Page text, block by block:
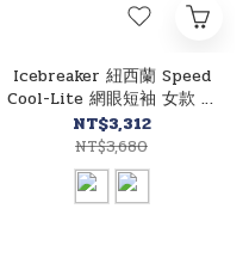
Icebreaker 紐西蘭 Speed
Cool-Lite 網眼短袖 女款 (2
色) 10IB0A577L
NT$3,312
NT$3,680